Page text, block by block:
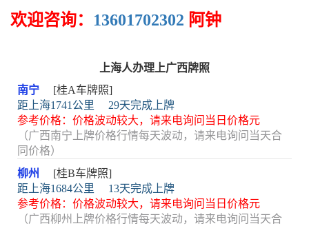
欢迎咨询： 13601702302 阿钟
上海人办理上广西牌照
南宁
[桂A车牌照]
距上海1741公里
29天完成上牌
参考价格：价格波动较大，请来电询问当日价格元
（广西南宁上牌价格行情每天波动，请来电询问当天合
同价格）
柳州
[桂B车牌照]
距上海1684公里
13天完成上牌
参考价格：价格波动较大，请来电询问当日价格元
（广西柳州上牌价格行情每天波动，请来电询问当天合